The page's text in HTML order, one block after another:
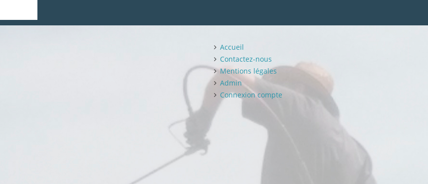
Accueil
Contactez-nous
Mentions légales
Admin
Connexion compte